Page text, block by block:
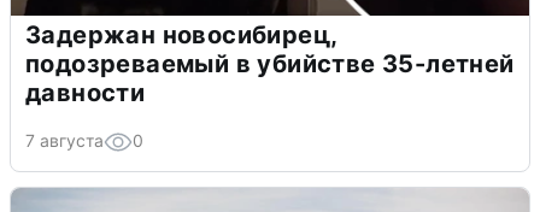
Задержан новосибирец,
подозреваемый в убийстве 35-летней
давности
7 августа 0